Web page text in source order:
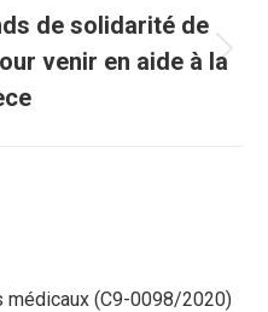
de solidarité de
venir en aide à la
(C9-0098/2020)